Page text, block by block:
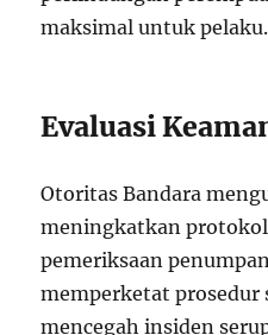
maksimal untuk pelaku.
Evaluasi
Otoritas Bandara
meningkatkan protokol
pemeriksaan
memperketat prosedur
mencegah insiden